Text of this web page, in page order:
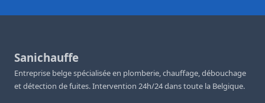
Sanichauffe
Entreprise belge spécialisée en plomberie, chauffage, débouchage
et détection de fuites. Intervention 24h/24 dans toute la Belgique.